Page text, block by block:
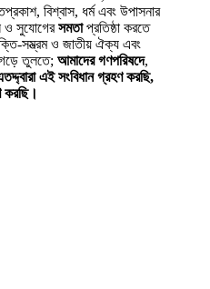
বিশ্বাস, ধর্ম এবং উপাসনার
ও সুযোগেরসমতাপ্রতিষ্ঠা করতে
সম্ভ্রম ও জাতীয় ঐক্য এবং
তুলতে; আমাদের গণপরিষদে,
এই সংবিধান গ্রহণ করছি,
করছি।